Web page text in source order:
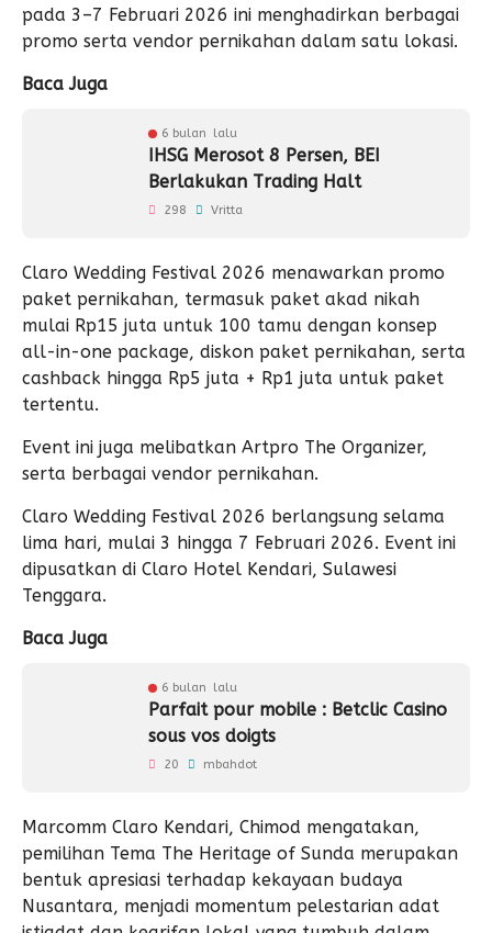
pada 3–7 Februari 2026 ini menghadirkan berbagai
promo serta vendor pernikahan dalam satu lokasi.
Baca Juga
6 bulan lalu
IHSG Merosot 8 Persen, BEI
Berlakukan Trading Halt
298 Vritta
Claro Wedding Festival 2026 menawarkan promo
paket pernikahan, termasuk paket akad nikah
mulai Rp15 juta untuk 100 tamu dengan konsep
all-in-one package, diskon paket pernikahan, serta
cashback hingga Rp5 juta + Rp1 juta untuk paket
tertentu.
Event ini juga melibatkan Artpro The Organizer,
serta berbagai vendor pernikahan.
Claro Wedding Festival 2026 berlangsung selama
lima hari, mulai 3 hingga 7 Februari 2026. Event ini
dipusatkan di Claro Hotel Kendari, Sulawesi
Tenggara.
Baca Juga
6 bulan lalu
Parfait pour mobile : Betclic Casino
sous vos doigts
20 mbahdot
Marcomm Claro Kendari, Chimod mengatakan,
pemilihan Tema The Heritage of Sunda merupakan
bentuk apresiasi terhadap kekayaan budaya
Nusantara, menjadi momentum pelestarian adat